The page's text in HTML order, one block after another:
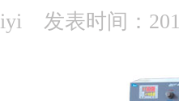
发表时间：